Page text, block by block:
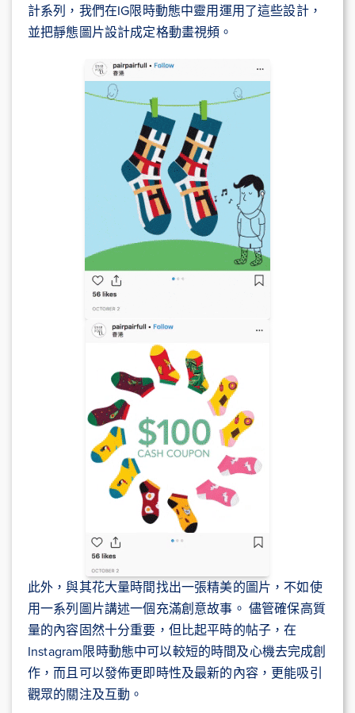
計系列，我們在IG限時動態中靈用運用了這些設計，
並把靜態圖片設計成定格動畫視頻。
此外，與其花大量時間找出一張精美的圖片，不如使
用一系列圖片講述一個充滿創意故事。 儘管確保高質
量的內容固然十分重要，但比起平時的帖子，在
Instagram限時動態中可以較短的時間及心機去完成創
作，而且可以發佈更即時性及最新的內容，更能吸引
觀眾的關注及互動。